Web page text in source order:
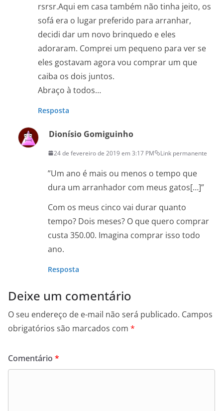
rsrsr.Aqui em casa também não tinha jeito, os
sofá era o lugar preferido para arranhar,
decidi dar um novo brinquedo e eles
adoraram. Comprei um pequeno para ver se
eles gostavam agora vou comprar um que
caiba os dois juntos.
Abraço à todos…
Resposta
Dionísio Gomiguinho
24 de fevereiro de 2019 em 3:17 PM Link permanente
”Um ano é mais ou menos o tempo que
dura um arranhador com meus gatos[…]”
Com os meus cinco vai durar quanto
tempo? Dois meses? O que quero comprar
custa 350.00. Imagina comprar isso todo
ano.
Resposta
Deixe um comentário
O seu endereço de e-mail não será publicado. Campos
obrigatórios são marcados com *
Comentário *